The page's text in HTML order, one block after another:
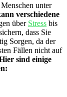
unter
verschiedene
über Stress bis
dass Sie
Sorgen, da der⁣
⁣Fällen nicht‍ auf
sind einige